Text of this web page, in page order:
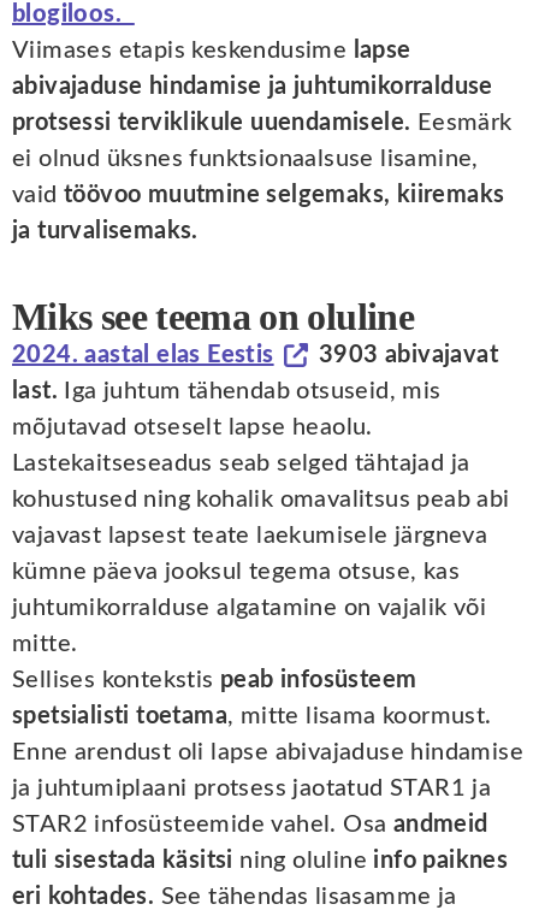
blogiloos.
Viimases etapis keskendusime lapse
abivajaduse hindamise ja juhtumikorralduse
protsessi terviklikule uuendamisele. Eesmärk
ei olnud üksnes funktsionaalsuse lisamine,
vaid töövoo muutmine selgemaks, kiiremaks
ja turvalisemaks.
Miks see teema on oluline
2024. aastal elas Eestis
3903 abivajavat
last.
Iga juhtum tähendab otsuseid, mis
mõjutavad otseselt lapse heaolu.
Lastekaitseseadus seab selged tähtajad ja
kohustused ning kohalik omavalitsus peab abi
vajavast lapsest teate laekumisele järgneva
kümne päeva jooksul tegema otsuse, kas
juhtumikorralduse algatamine on vajalik või
mitte.
Sellises kontekstis peab infosüsteem
spetsialisti toetama, mitte lisama koormust.
Enne arendust oli lapse abivajaduse hindamise
ja juhtumiplaani protsess jaotatud STAR1 ja
STAR2 infosüsteemide vahel. Osa andmeid
tuli sisestada käsitsi ning oluline info paiknes
eri kohtades. See tähendas lisasamme ja